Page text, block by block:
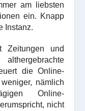
am liebsten
ein. Knapp
Instanz.
Zeitungen und
die Online-
nämlich
Online-
nicht